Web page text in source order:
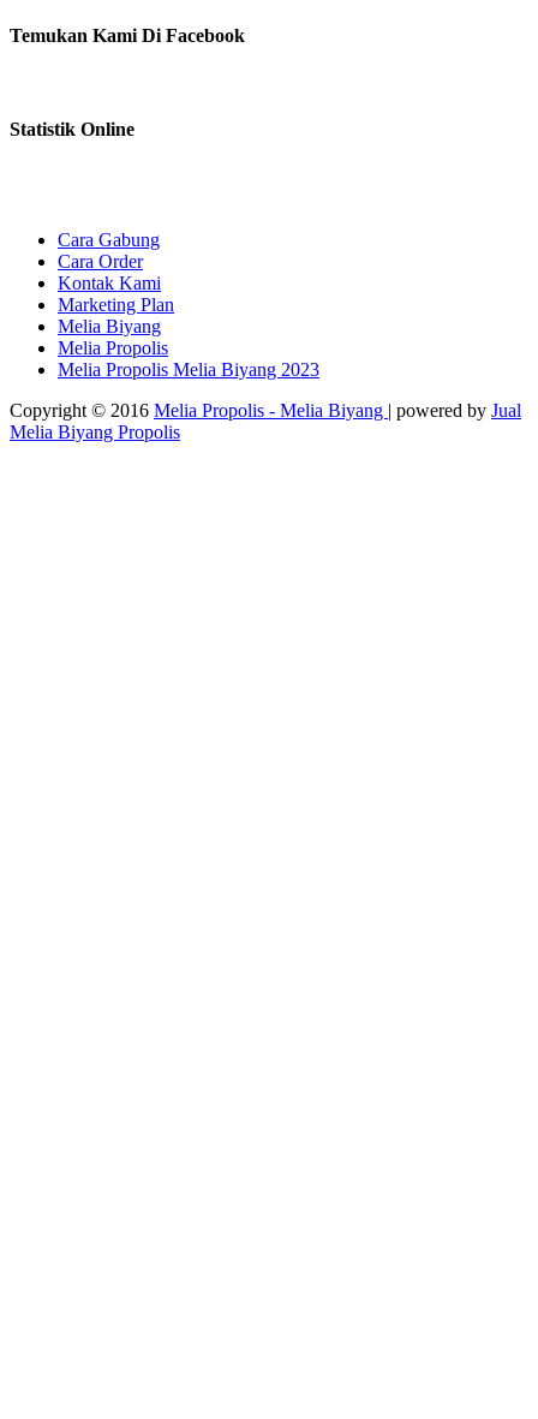
Temukan Kami Di Facebook
Statistik Online
Cara Gabung
Cara Order
Kontak Kami
Marketing Plan
Melia Biyang
Melia Propolis
Melia Propolis Melia Biyang 2023
Copyright © 2016 Melia Propolis - Melia Biyang | powered by Jual
Melia Biyang Propolis